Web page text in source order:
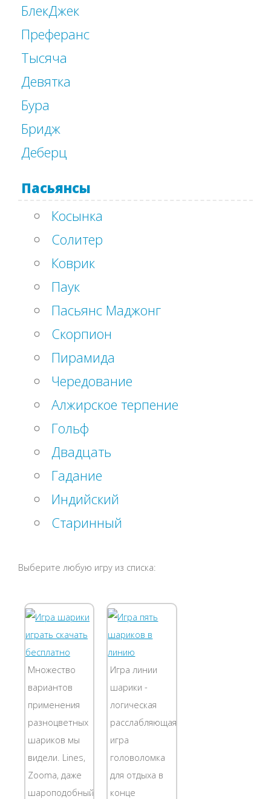
БлекДжек
Преферанс
Тысяча
Девятка
Бура
Бридж
Деберц
Пасьянсы
Косынка
Солитер
Коврик
Паук
Пасьянс Маджонг
Скорпион
Пирамида
Чередование
Алжирское терпение
Гольф
Двадцать
Гадание
Индийский
Старинный
Выберите любую игру из списка:
Множество
вариантов
применения
разноцветных
шариков мы
видели. Lines,
Zooma, даже
шароподобный
Игра линии
шарики -
логическая
расслабляющая
игра
головоломка
для отдыха в
конце